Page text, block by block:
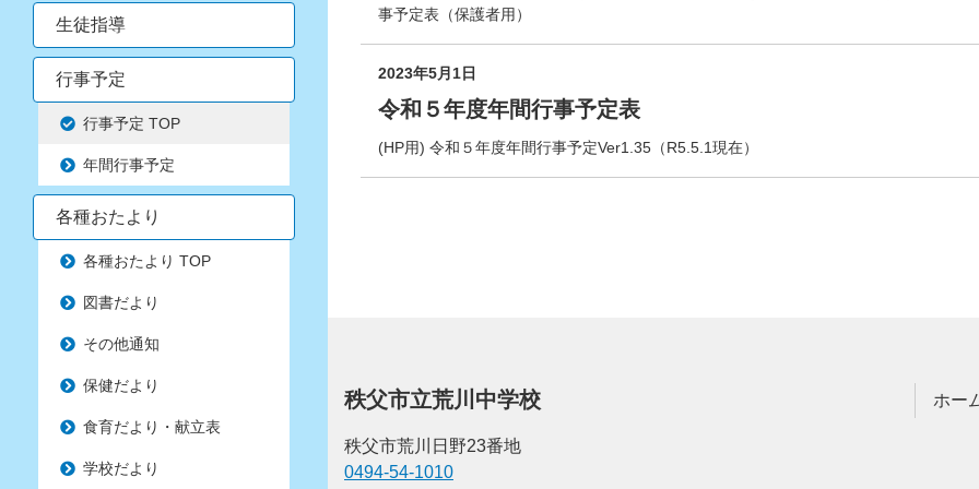
事予定表（保護者用）
2023年5月1日
令和５年度年間行事予定表
(HP用) 令和５年度年間行事予定Ver1.35（R5.5.1現在）
秩父市立荒川中学校
秩父市荒川日野23番地
0494-54-1010
ホー
生徒指導
行事予定
行事予定 TOP
年間行事予定
各種おたより
各種おたより TOP
図書だより
その他通知
保健だより
食育だより・献立表
学校だより